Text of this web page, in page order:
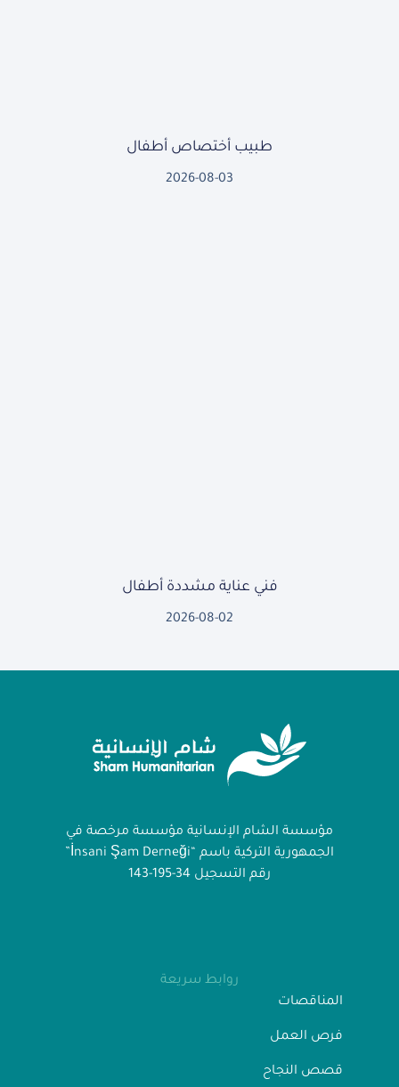
طبيب أختصاص أطفال
2026-08-03
فني عناية مشددة أطفال
2026-08-02
مؤسسة الشام الإنسانية مؤسسة مرخصة في
الجمهورية التركية باسم “İnsani Şam Derneği”
رقم التسجيل 34-195-143
روابط سريعة
المناقصات
فرص العمل
قصص النجاح